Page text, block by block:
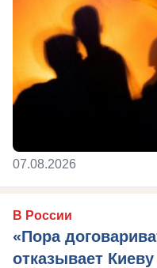
07.08.2026
В России
«Пора
отказывает